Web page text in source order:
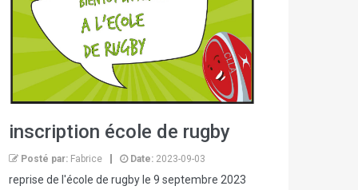
inscription école de rugby
Posté par: Fabrice Date: 2023-09-03
reprise de l'école de rugby le 9 septembre 2023